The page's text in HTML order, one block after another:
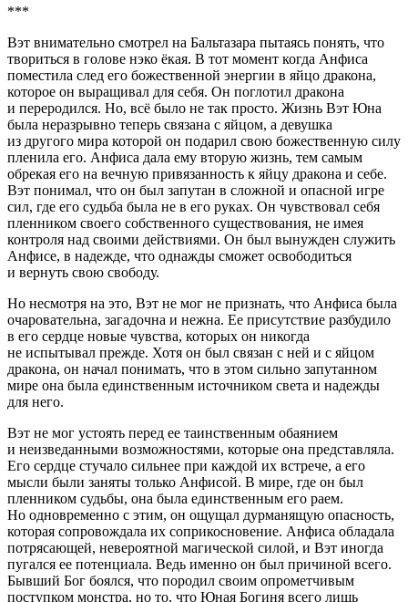
***
Вэт внимательно смотрел на Бальтазара пытаясь понять, что
твориться в голове нэко ёкая. В тот момент когда Анфиса
поместила след его божественной энергии в яйцо дракона,
которое он выращивал для себя. Он поглотил дракона
и переродился. Но, всё было не так просто. Жизнь Вэт Юна
была неразрывно теперь связана с яйцом, а девушка
из другого мира которой он подарил свою божественную силу
пленила его. Анфиса дала ему вторую жизнь, тем самым
обрекая его на вечную привязанность к яйцу дракона и себе.
Вэт понимал, что он был запутан в сложной и опасной игре
сил, где его судьба была не в его руках. Он чувствовал себя
пленником своего собственного существования, не имея
контроля над своими действиями. Он был вынужден служить
Анфисе, в надежде, что однажды сможет освободиться
и вернуть свою свободу.
Но несмотря на это, Вэт не мог не признать, что Анфиса была
очаровательна, загадочна и нежна. Ее присутствие разбудило
в его сердце новые чувства, которых он никогда
не испытывал прежде. Хотя он был связан с ней и с яйцом
дракона, он начал понимать, что в этом сильно запутанном
мире она была единственным источником света и надежды
для него.
Вэт не мог устоять перед ее таинственным обаянием
и неизведанными возможностями, которые она представляла.
Его сердце стучало сильнее при каждой их встрече, а его
мысли были заняты только Анфисой. В мире, где он был
пленником судьбы, она была единственным его раем.
Но одновременно с этим, он ощущал дурманящую опасность,
которая сопровождала их соприкосновение. Анфиса обладала
потрясающей, невероятной магической силой, и Вэт иногда
пугался ее потенциала. Ведь именно он был причиной всего.
Бывший Бог боялся, что породил своим опрометчивым
поступком монстра, но то, что Юная Богиня всего лишь